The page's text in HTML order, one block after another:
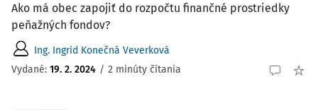
Ako má obec zapojiť do rozpočtu finančné prostriedky
peňažných fondov?
Ing. Ingrid Konečná Veverková
Vydané: 19. 2. 2024 / 2 minúty čítania